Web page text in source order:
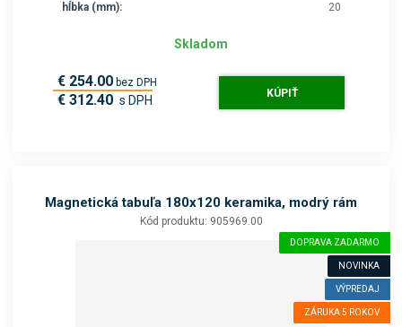
hĺbka (mm):
20
Skladom
€ 254.00 bez DPH
€ 312.40 s DPH KÚPIŤ
Magnetická tabuľa 180x120 keramika, modrý rám
Kód produktu: 905969.00
DOPRAVA ZADARMO
NOVINKA
VÝPREDAJ
ZÁRUKA 5 ROKOV